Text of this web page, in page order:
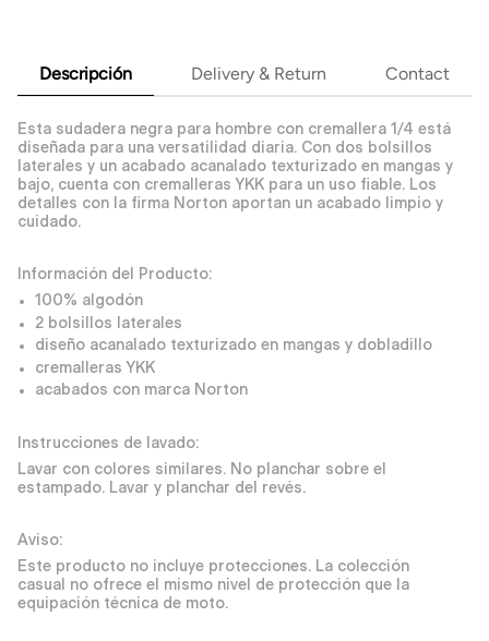
Descripción Delivery & Return Contact
Esta sudadera negra para hombre con cremallera 1/4 está
diseñada para una versatilidad diaria. Con dos bolsillos
laterales y un acabado acanalado texturizado en mangas y
bajo, cuenta con cremalleras YKK para un uso fiable. Los
detalles con la firma Norton aportan un acabado limpio y
cuidado.
Información del Producto:
100% algodón
2 bolsillos laterales
diseño acanalado texturizado en mangas y dobladillo
cremalleras YKK
acabados con marca Norton
Instrucciones de lavado:
Lavar con colores similares. No planchar sobre el
estampado. Lavar y planchar del revés.
Aviso:
Este producto no incluye protecciones. La colección
casual no ofrece el mismo nivel de protección que la
equipación técnica de moto.